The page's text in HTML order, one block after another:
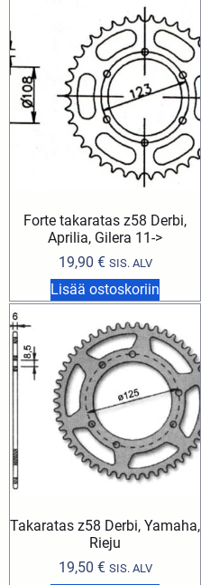
Forte takaratas z58 Derbi,
Aprilia, Gilera 11->
19,90 € SIS. ALV
Lisää ostoskoriin
Takaratas z58 Derbi, Yamaha,
Rieju
19,50 € SIS. ALV